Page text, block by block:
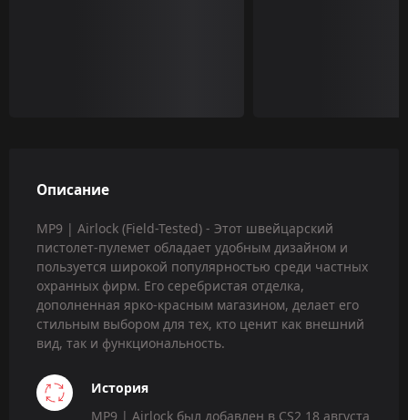
Описание
MP9 | Airlock (Field-Tested) - Этот швейцарский
пистолет-пулемет обладает удобным дизайном и
пользуется широкой популярностью среди частных
охранных фирм. Его серебристая отделка,
дополненная ярко-красным магазином, делает его
стильным выбором для тех, кто ценит как внешний
вид, так и функциональность.
История
MP9 | Airlock был добавлен в CS2 18 августа